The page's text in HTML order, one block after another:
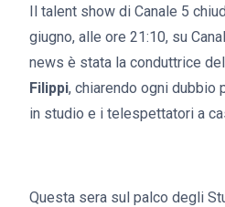
Il talent show di Canale 5
giugno, alle ore 21:10, su
news è stata la conduttrice
Filippi, chiarendo ogni dubbio
in studio e i telespettatori a
Questa sera sul palco degli